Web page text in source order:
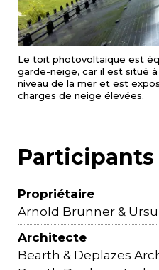
Le toit photovoltaïque est
garde-neige, car il est situé
niveau de la mer et est
charges de neige élevées.
Participants
Propriétaire
Arnold Brunner &
Architecte
Bearth & Deplazes